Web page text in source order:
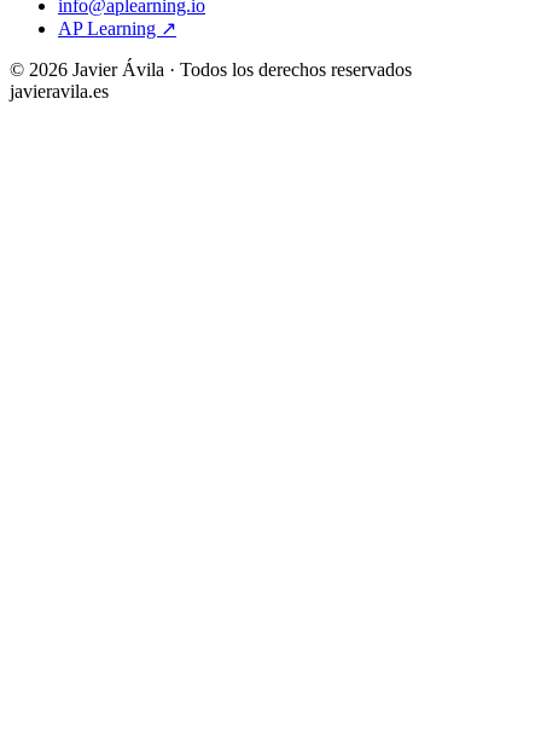
info@aplearning.io
AP Learning ↗
© 2026 Javier Ávila · Todos los derechos reservados
javieravila.es